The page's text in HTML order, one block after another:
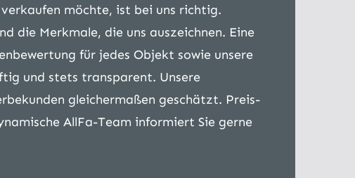
möchte, ist bei uns richtig.
die Merkmale, die uns auszeichnen. Eine
für jedes Objekt sowie unsere
und stets transparent. Unsere
gleichermaßen geschätzt. Preis-
AllFa-Team informiert Sie gerne